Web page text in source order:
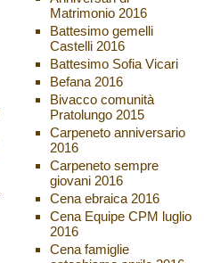
Matrimonio 2016
Battesimo gemelli
Castelli 2016
Battesimo Sofia Vicari
Befana 2016
Bivacco comunità
Pratolungo 2015
Carpeneto anniversario
2016
Carpeneto sempre
giovani 2016
Cena ebraica 2016
Cena Equipe CPM luglio
2016
Cena famiglie